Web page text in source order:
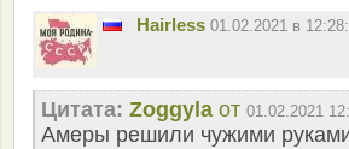
Hairless 01.02.2021 в
Цитата: Zoggyla от 01.02.2021
Амеры решили чужими